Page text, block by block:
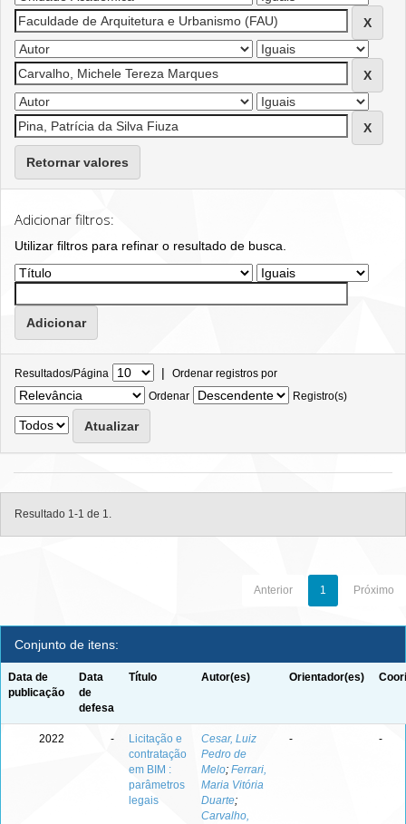
Retornar valores
Adicionar filtros:
Utilizar filtros para refinar o resultado de busca.
Resultados/Página | Ordenar registros por
Ordenar
Registro(s)
Resultado 1-1 de 1.
Anterior 1 Próximo
Conjunto de itens:
Data de
publicação
Data
de
defesa
Título Autor(es) Orientador(es)
2022 -
Licitação e
contratação
em BIM :
parâmetros
legais
Cesar, Luiz
Pedro de
Melo; Ferrari,
Maria Vitória
Duarte;
Carvalho,
- -